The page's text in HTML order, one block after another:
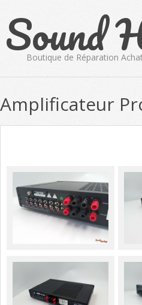
content
Sound
Boutique de Réparation
Navigation
Menu
Amplificateur